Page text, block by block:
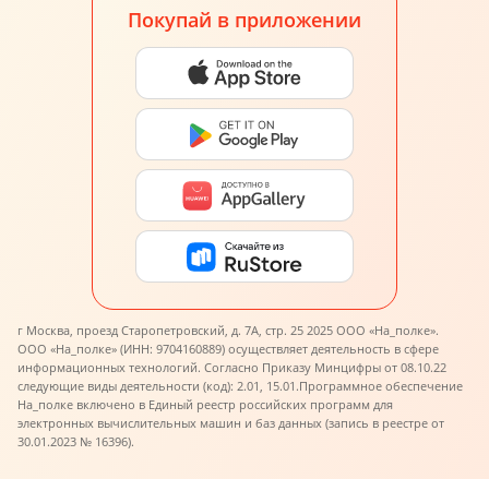
Покупай в приложении
г Москва, проезд Старопетровский, д. 7А, стр. 25 2025 ООО «На_полке».
ООО «На_полке» (ИНН: 9704160889) осуществляет деятельность в сфере
информационных технологий. Согласно Приказу Минцифры от 08.10.22
следующие виды деятельности (код): 2.01, 15.01.Программное обеспечение
На_полке включено в Единый реестр российских программ для
электронных вычислительных машин и баз данных (запись в реестре от
30.01.2023 № 16396).